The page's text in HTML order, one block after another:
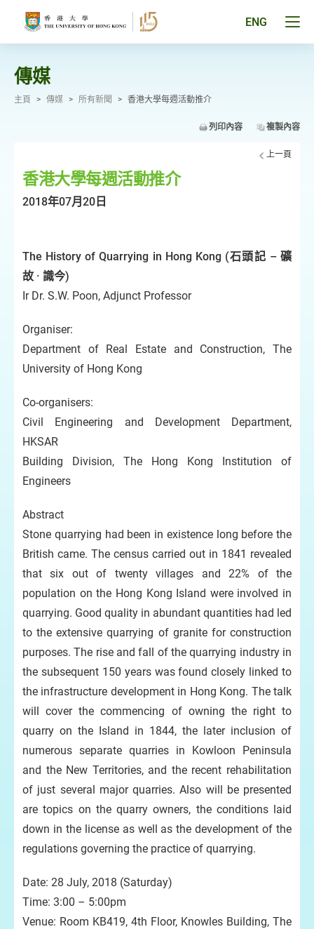
ENG
傳媒
主頁 > 傳媒 > 所有新聞 > 香港大學每週活動推介
列印內容 複製內容
上一頁
香港大學每週活動推介
2018年07月20日
The History of Quarrying in Hong Kong (石頭記 – 礦
故 · 識今)
Ir Dr. S.W. Poon, Adjunct Professor
Organiser:
Department of Real Estate and Construction, The
University of Hong Kong
Co-organisers:
Civil Engineering and Development Department,
HKSAR
Building Division, The Hong Kong Institution of
Engineers
Abstract
Stone quarrying had been in existence long before the
British came. The census carried out in 1841 revealed
that six out of twenty villages and 22% of the
population on the Hong Kong Island were involved in
quarrying. Good quality in abundant quantities had led
to the extensive quarrying of granite for construction
purposes. The rise and fall of the quarrying industry in
the subsequent 150 years was found closely linked to
the infrastructure development in Hong Kong. The talk
will cover the commencing of owning the right to
quarry on the Island in 1844, the later inclusion of
numerous separate quarries in Kowloon Peninsula
and the New Territories, and the recent rehabilitation
of just several major quarries. Also will be presented
are topics on the quarry owners, the conditions laid
down in the license as well as the development of the
regulations governing the practice of quarrying.
Date: 28 July, 2018 (Saturday)
Time: 3:00 – 5:00pm
Venue: Room KB419, 4th Floor, Knowles Building, The